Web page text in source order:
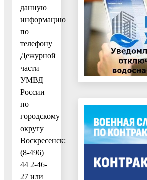
данную
информацию
по
телефону
Дежурной
части
УМВД
России
по
городскому
округу
Воскресенск:
(8-496)
44 2-46-
27 или